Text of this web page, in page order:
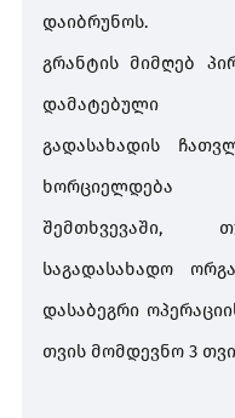
დაიბრუნოს.
გრანტის მიმღებ
დამატებული
გადასახადის
შემთხვევაში,
საგადასახადო
დასაბეგრი
თვის მომდევნო 3